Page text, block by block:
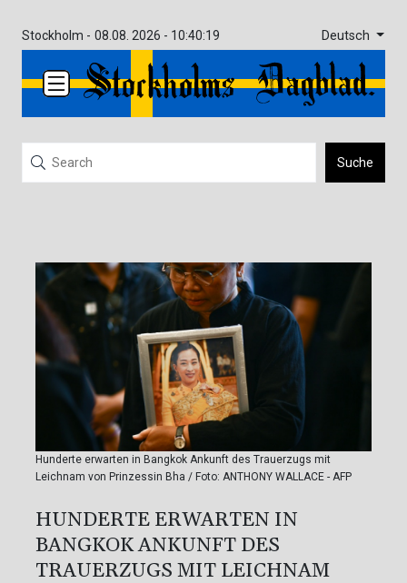
Stockholm - 08.08. 2026 - 10:40:19 Deutsch
Suche
Hunderte erwarten in Bangkok Ankunft des Trauerzugs mit
Leichnam von Prinzessin Bha / Foto: ANTHONY WALLACE - AFP
HUNDERTE ERWARTEN IN
BANGKOK ANKUNFT DES
TRAUERZUGS MIT LEICHNAM